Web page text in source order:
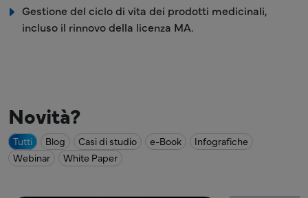
Gestione del ciclo di vita dei prodotti medicinali,
incluso il rinnovo della licenza MA.
Novità?
Tutti Blog Casi di studio e-Book
Infografiche
Webinar
White Paper